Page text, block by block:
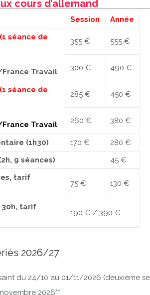
cours d’allemand
Session
Année
séance de
Travail
355 € 555 €
300 € 490 €
séance de
Travail
285 € 450 €
260 € 380 €
(1h30) 170 €
280 €
9 séances)
45 €
tarif
75 € 130 €
30h, tarif
190 € / 390 €
2026/27
du 24/10 au 01/11/2026 (deuxième
2026**